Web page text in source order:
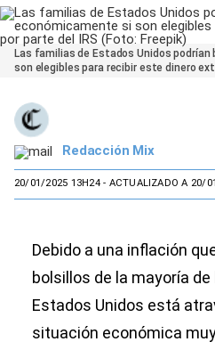
Las familias de Estados Unidos
son elegibles para recibir este dinero
Redacción Mix
20/01/2025 13H24- ACTUALIZADO A 20/
Debido a una inflación
bolsillos de la mayoría
Estados Unidos está
situación económica